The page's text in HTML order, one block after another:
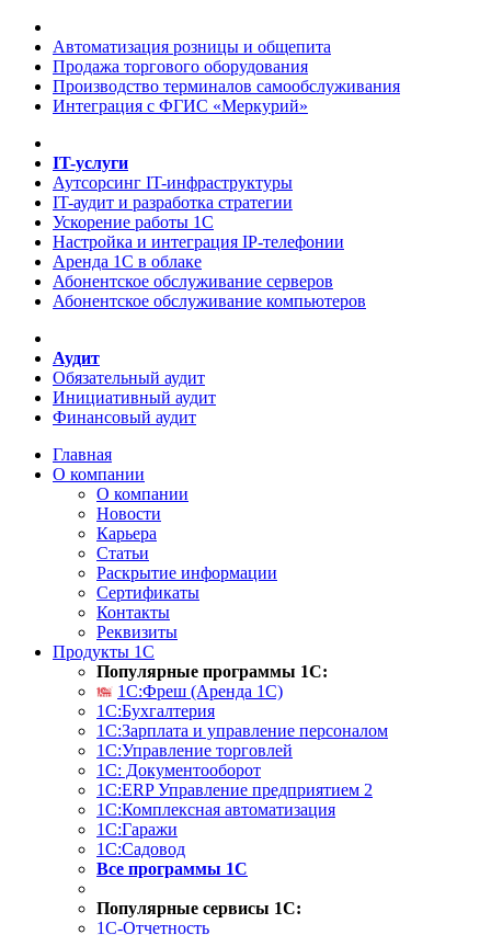
Автоматизация розницы и общепита
Продажа торгового оборудования
Производство терминалов самообслуживания
Интеграция с ФГИС «Меркурий»
IT-услуги
Аутсорсинг IT-инфраструктуры
IT-аудит и разработка стратегии
Ускорение работы 1С
Настройка и интеграция IP-телефонии
Аренда 1С в облаке
Абонентское обслуживание серверов
Абонентское обслуживание компьютеров
Аудит
Обязательный аудит
Инициативный аудит
Финансовый аудит
Главная
О компании
О компании
Новости
Карьера
Статьи
Раскрытие информации
Сертификаты
Контакты
Реквизиты
Продукты 1С
Популярные программы 1С:
1С:Фреш (Аренда 1С)
1С:Бухгалтерия
1С:Зарплата и управление персоналом
1С:Управление торговлей
1С: Документооборот
1С:ERP Управление предприятием 2
1С:Комплексная автоматизация
1С:Гаражи
1С:Садовод
Все программы 1С
Популярные сервисы 1С:
1С-Отчетность